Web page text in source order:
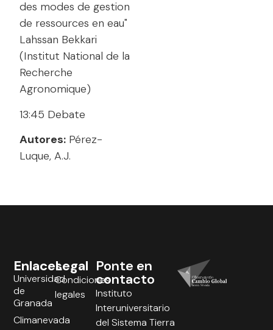
des modes de gestion
de ressources en eau"
Lahssan Bekkari
(Institut National de la
Recherche
Agronomique)
13:45 Debate
Autores: Pérez-
Luque, A.J.
Legal
Condiciones
legales
Enlaces
Universidad
de
Granada
Climanevada
Ponte en
contacto
Instituto
Interuniversitario
del Sistema Tierra